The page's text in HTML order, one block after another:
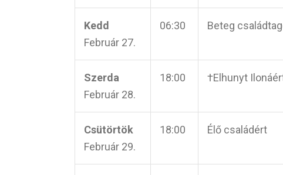
Kedd
Február 27.
06:30 Beteg
Szerda
Február 28.
18:00 †Elhunyt
Csütörtök
Február 29.
18:00 Élő családért